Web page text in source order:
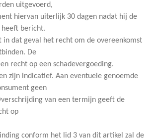
uitgevoerd,
hiervan uiterlijk 30 dagen nadat hij de
heeft bericht.
in dat geval het recht om de overeenkomst
De
recht op een schadevergoeding.
zijn indicatief. Aan eventuele genoemde
geen
van een termijn geeft de
op
conform het lid 3 van dit artikel zal de